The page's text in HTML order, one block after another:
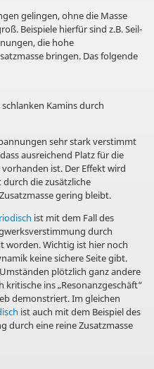
gelingen, ohne die Masse
Beispiele hierfür sind z.B. Seil-
die hohe
bringen. Das folgende
Kamins durch
sehr stark verstimmt
ausreichend Platz für die
ist. Der Effekt wird
die zusätzliche
gering bleibt.
ist mit dem Fall des
durch
worden. Wichtig ist hier noch
keine sichere Seite gibt.
plötzlich ganz andere
ins „Resonanzgeschäft“
demonstriert. Im gleichen
ist auch mit dem Beispiel des
durch eine reine Zusatzmasse